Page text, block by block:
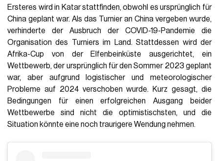
Ersteres wird in Katar stattfinden, obwohl es ursprünglich für
China geplant war. Als das Turnier an China vergeben wurde,
verhinderte der Ausbruch der COVID-19-Pandemie die
Organisation des Turniers im Land. Stattdessen wird der
Afrika-Cup von der Elfenbeinküste ausgerichtet, ein
Wettbewerb, der ursprünglich für den Sommer 2023 geplant
war, aber aufgrund logistischer und meteorologischer
Probleme auf 2024 verschoben wurde. Kurz gesagt, die
Bedingungen für einen erfolgreichen Ausgang beider
Wettbewerbe sind nicht die optimistischsten, und die
Situation könnte eine noch traurigere Wendung nehmen.